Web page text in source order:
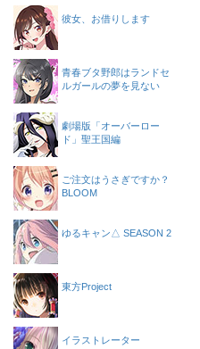
彼女、お借りします
青春ブタ野郎はランドセ
ルガールの夢を見ない
劇場版「オーバーロー
ド」聖王国編
ご注文はうさぎですか？
BLOOM
ゆるキャン△ SEASON 2
東方Project
イラストレーター